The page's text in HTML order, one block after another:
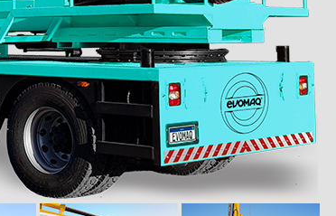
P60/20